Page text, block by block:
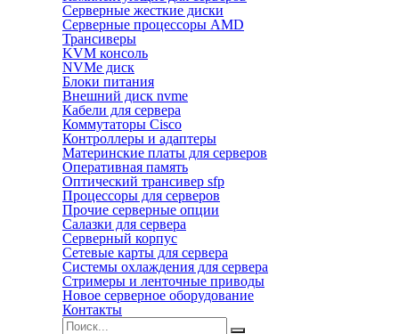
Серверные жесткие диски
Серверные процессоры AMD
Трансиверы
KVM консоль
NVMe диск
Блоки питания
Внешний диск nvme
Кабели для сервера
Коммутаторы Cisco
Контроллеры и адаптеры
Материнские платы для серверов
Оперативная память
Оптический трансивер sfp
Процессоры для серверов
Прочие серверные опции
Салазки для сервера
Серверный корпус
Сетевые карты для сервера
Системы охлаждения для сервера
Стримеры и ленточные приводы
Новое серверное оборудование
Контакты